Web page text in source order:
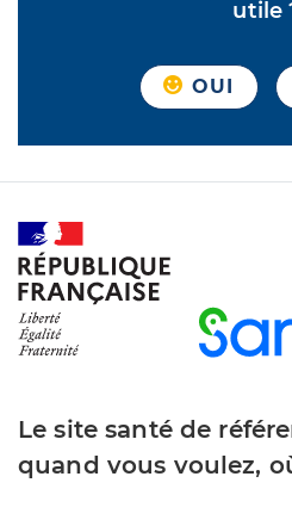
utile
OUI
Le site santé de
quand vous voulez,